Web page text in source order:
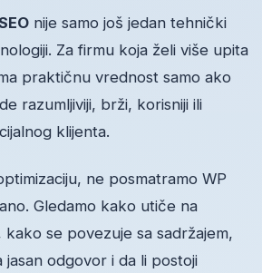
nije samo još jedan tehnički
Za firmu koja želi više upita
praktičnu vrednost samo ako
razumljiviji, brži, korisniji ili
klijenta.
ne posmatramo WP
Gledamo kako utiče na
kako se povezuje sa sadržajem,
jasan odgovor i da li postoji